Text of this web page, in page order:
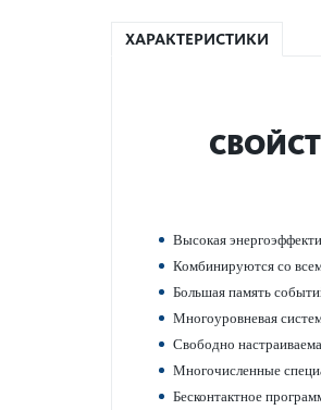
ХАРАКТЕРИСТИКИ
Выс­окая
Комб­инируются со
Большая память
Многоур­овневая
Свободно
Многочис­ленные
Бес­к­онтактное